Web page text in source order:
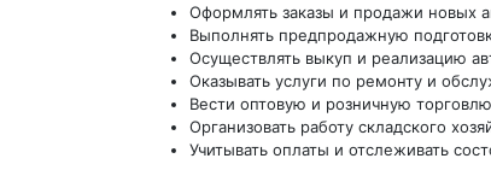
Оформлять заказы и продажи новых
Выполнять предпродажную
Осуществлять выкуп и реализацию
Оказывать услуги по ремонту и
Вести оптовую и розничную
Организовать работу складского
Учитывать оплаты и отслеживать